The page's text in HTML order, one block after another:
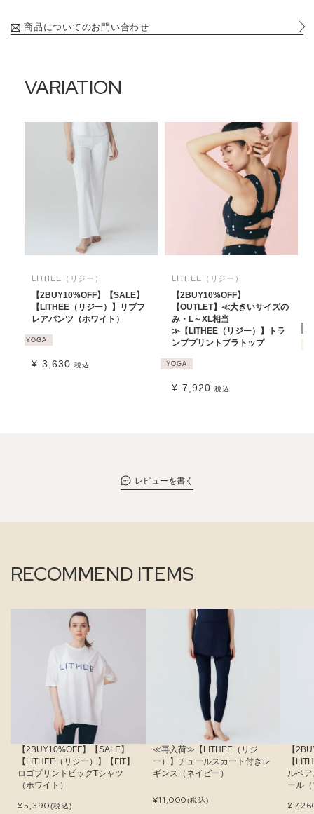
商品についてのお問い合わせ
VARIATION
LITHEE（リジー）
【2BUY10%OFF】【SALE】
【LITHEE（リジー）】リブフ
レアパンツ（ホワイト）
YOGA
¥ 3,630 税込
LITHEE（リジー）
【2BUY10%OFF】
【OUTLET】≪大きいサイズの
み・L～XL相当
≫【LITHEE（リジー）】トラ
ンププリントブラトップ
YOGA
¥ 7,920 税込
レビューを書く
RECOMMEND ITEMS
【2BUY10%OFF】【SALE】
【LITHEE（リジー）】【FIT】
ロゴプリントビッグTシャツ
（ホワイト）
¥5,390(税込)
≪再入荷≫【LITHEE（リジ
ー）】チュールスカート付きレ
ギンス（ネイビー）
¥11,000(税込)
【
【
ルベ
ール
¥